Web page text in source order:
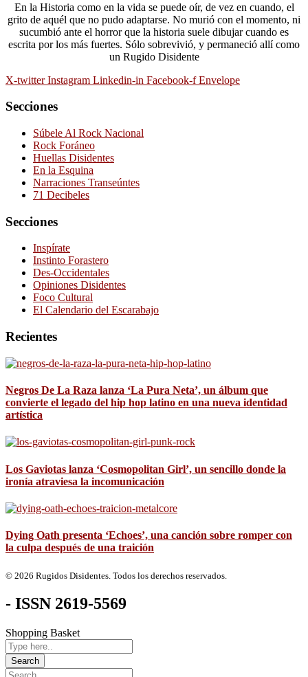
En la Historia como en la vida se puede oír, de vez en cuando, el
grito de aquél que no pudo adaptarse. No murió con el momento, ni
sucumbió ante el horror que la historia suele dibujar cuando es
escrita por los más fuertes. Sólo sobrevivió, y permaneció allí como
un Rugido Disidente
X-twitter Instagram Linkedin-in Facebook-f Envelope
Secciones
Súbele Al Rock Nacional
Rock Foráneo
Huellas Disidentes
En la Esquina
Narraciones Transeúntes
71 Decibeles
Secciones
Inspírate
Instinto Forastero
Des-Occidentales
Opiniones Disidentes
Foco Cultural
El Calendario del Escarabajo
Recientes
Negros De La Raza lanza ‘La Pura Neta’, un álbum que
convierte el legado del hip hop latino en una nueva identidad
artística
Los Gaviotas lanza ‘Cosmopolitan Girl’, un sencillo donde la
ironía atraviesa la incomunicación
Dying Oath presenta ‘Echoes’, una canción sobre romper con
la culpa después de una traición
© 2026 Rugidos Disidentes. Todos los derechos reservados.
- ISSN 2619-5569
Shopping Basket